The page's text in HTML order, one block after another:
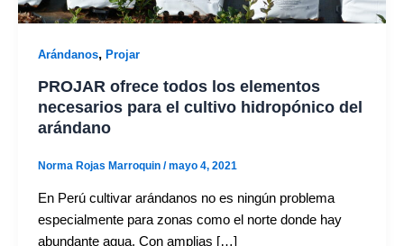
Arándanos, Projar
PROJAR ofrece todos los elementos
necesarios para el cultivo hidropónico del
arándano
Norma Rojas Marroquin /mayo 4, 2021
En Perú cultivar arándanos no es ningún problema
especialmente para zonas como el norte donde hay
abundante agua. Con amplias […]